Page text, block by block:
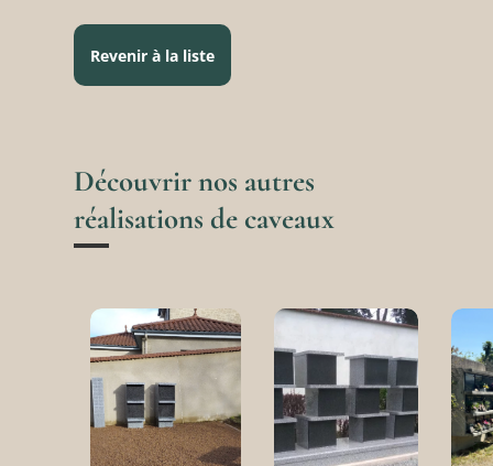
Revenir à la liste
Découvrir nos autres
réalisations de caveaux